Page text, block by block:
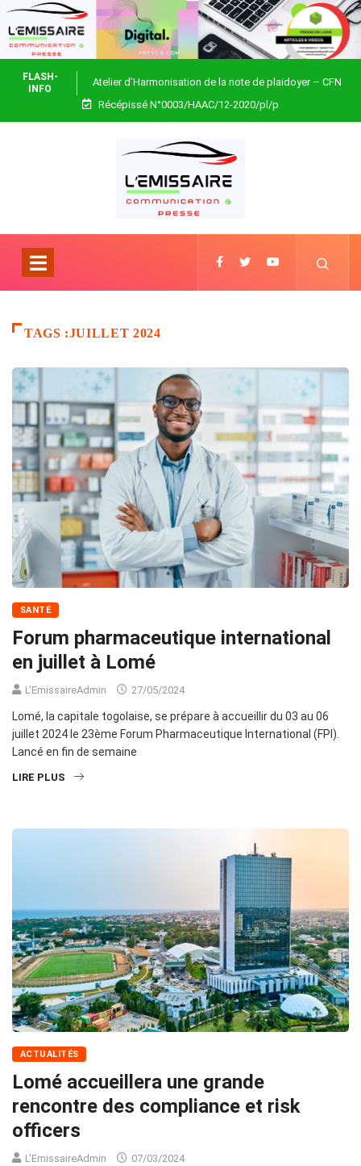
FLASH-
INFO
Atelier d’Harmonisation de la note de plaidoyer – CFN
Togo
Récépissé N°0003/HAAC/12-2020/pl/p
TAGS :JUILLET 2024
SANTÉ
Forum pharmaceutique international
en juillet à Lomé
L'EmissaireAdmin 27/05/2024
Lomé, la capitale togolaise, se prépare à accueillir du 03 au 06
juillet 2024 le 23ème Forum Pharmaceutique International (FPI).
Lancé en fin de semaine
LIRE PLUS
ACTUALITÉS
Lomé accueillera une grande
rencontre des compliance et risk
officers
L'EmissaireAdmin 07/03/2024